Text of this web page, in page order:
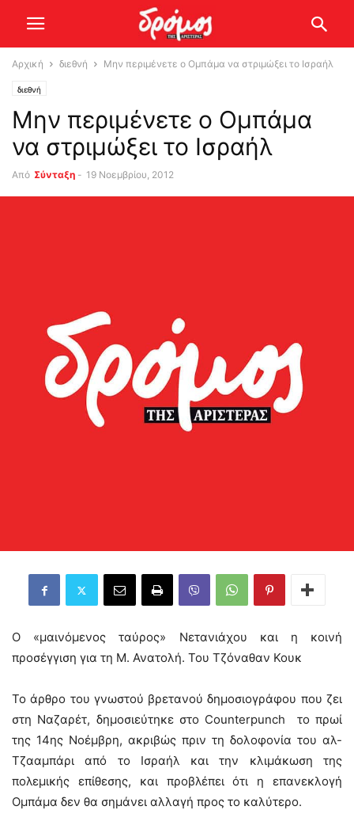
Αρχική διεθνή Μην περιμένετε ο Ομπάμα να στριμώξει το Ισραήλ
διεθνή
Μην περιμένετε ο Ομπάμα
να στριμώξει το Ισραήλ
Από Σύνταξη - 19 Νοεμβρίου, 2012
Ο «μαινόμενος ταύρος» Νετανιάχου και η κοινή
προσέγγιση για τη Μ. Ανατολή. Του Τζόναθαν Κουκ
Το άρθρο του γνωστού βρετανού δημοσιογράφου που ζει
στη Ναζαρέτ, δημοσιεύτηκε στο Counterpunch το πρωί
της 14ης Νοέμβρη, ακριβώς πριν τη δολοφονία του αλ-
Τζααμπάρι από το Ισραήλ και την κλιμάκωση της
πολεμικής επίθεσης, και προβλέπει ότι η επανεκλογή
Ομπάμα δεν θα σημάνει αλλαγή προς το καλύτερο.